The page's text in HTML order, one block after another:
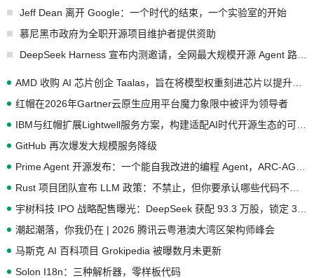
Jeff Dean 离开 Google：一个时代的结束，一个实验室的开始
慕尼黑市政府为全职开源项目维护者提供资助
红帽在2026年Gartner云原生应用平台魔力象限中被评为领导者
GitHub 再次爆发大规模服务降级
潮起潮落，你我仍在 | 2026 腾讯云粤港澳大湾区架构师峰会
马斯克 AI 百科项目 Grokipedia 被曝数月未更新
Solon I18n：三种解析器，零样板代码